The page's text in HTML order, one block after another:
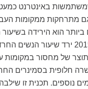
החרדיות שמשתמשות באינטרנט
גם מתרחקות ממקומות
הוא הירידה בשיעור
העובדות בחינוך בחברה החרדית. בין השנים 2015-2001 ירד שיעור
שינוי זה הוא תוצר של מחסור
חלופית בסמינרים
נוספים. תכנית זו